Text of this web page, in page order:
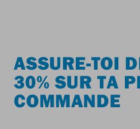
ASSURE-TOI
30% SUR TA
COMMANDE